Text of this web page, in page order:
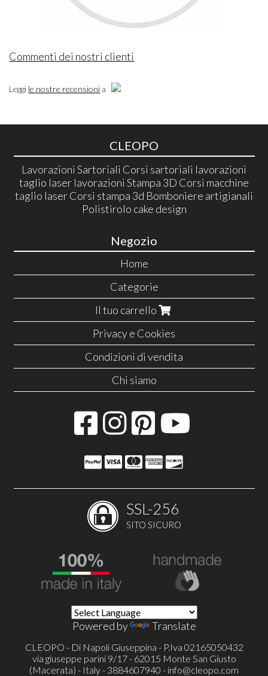
Commenti dei nostri clienti
Leggi le nostre recensioni a
CLEOPO
Lavorazioni Sartoriali Corsi sartoriali lavorazioni
taglio laser lavorazioni Stampa 3D Corsi macchine
taglio laser Corsi stampa 3d Bomboniere artigianali
Polistirolo cake design
Negozio
Home
Categorie
Il tuo carrello
Privacy e Cookies
Condizioni di vendita
Chi siamo
SSL-256
SITO SICURO
Powered by Translate
CLEOPO - Di Napoli Giuseppina - P.Iva 02165050432
via giuseppe parini 9/17 - 62015 Monte San Giusto
(Macerata) - Italy - 3884607940 - info@cleopo.com